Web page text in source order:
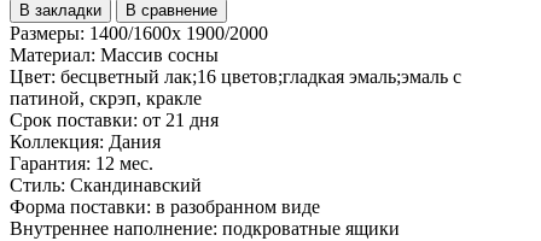
В закладки
В сравнение
Размеры: 1400/1600х 1900/2000
Материал: Массив сосны
Цвет: бесцветный лак;16 цветов;гладкая эмаль;эмаль с
патиной, скрэп, кракле
Срок поставки: от 21 дня
Коллекция: Дания
Гарантия: 12 мес.
Стиль: Скандинавский
Форма поставки: в разобранном виде
Внутреннее наполнение: подкроватные ящики